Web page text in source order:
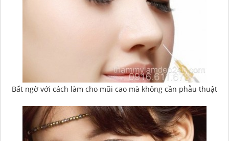
Bất ngờ với cách làm cho mũi cao mà không cần phẫu thuật